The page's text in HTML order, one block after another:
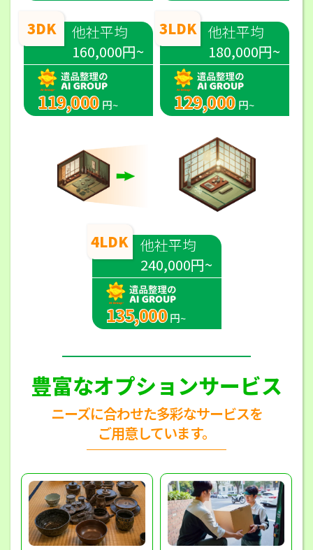
3DK
他社平均
160,000円~
119,000 円~
4LDK 他社平均
240,000円~
135,000 円~
3LDK 他社平均
180,000円~
129,000 円~
豊富なオプションサービス
ニーズに合わせた多彩なサービスを
ご用意しています。